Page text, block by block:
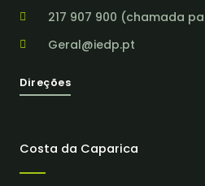
217 907 900 (chamada
Geral@iedp.pt
Direções
Costa da Caparica